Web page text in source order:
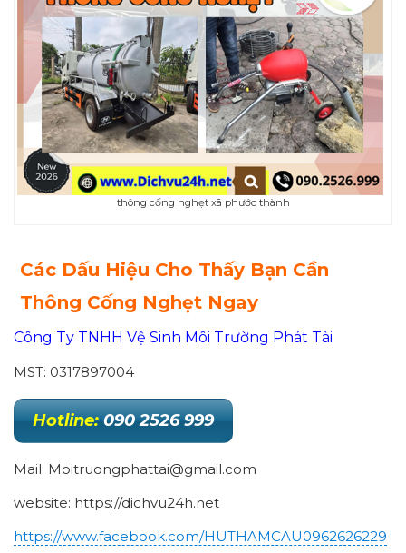
thông cống nghẹt xã phước thành
Các Dấu Hiệu Cho Thấy Bạn Cần
Thông Cống Nghẹt Ngay
Công Ty TNHH Vệ Sinh Môi Trường Phát Tài
MST: 0317897004
Hotline: 090 2526 999
Mail: Moitruongphattai@gmail.com
website: https://dichvu24h.net
https://www.facebook.com/HUTHAMCAU0962626229